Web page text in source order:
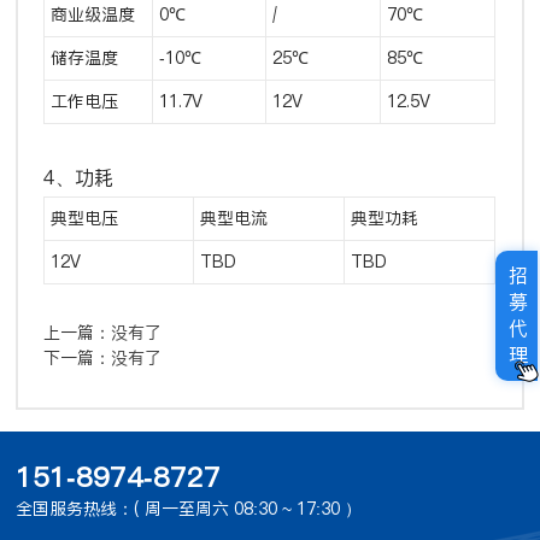
商业级温度 0℃ / 70℃
储存温度 -10℃ 25℃ 85℃
工作电压 11.7V 12V 12.5V
4、功耗
典型电压 典型电流 典型功耗
12V TBD TBD
上一篇： 没有了
下一篇： 没有了
151-8974-8727
全国服务热线：( 周一至周六 08:30 ~ 17:30 ）
招
募
代
理